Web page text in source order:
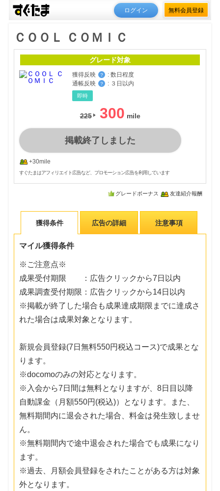
ログイン 無料会員登録
ＣＯＯＬ ＣＯＭＩＣ
グレード対象
獲得反映 ？ : 数日程度
通帳反映
？ : ３日以内
即時
225 300
掲載終了しました
+30mile
すぐたまはアフィリエイト広告など、プロモーション広告を利用しています
グレードボーナス 友達紹介報酬
獲得条件 広告の詳細 注意事項
マイル獲得条件
※ご注意点※
成果受付期限 ：広告クリックから7日以内
成果調査受付期限：広告クリックから14日以内
※掲載が終了した場合も成果達成期限までに達成さ
れた場合は成果対象となります。
新規会員登録(7日無料550円税込コース)で成果とな
ります。
※docomoのみの対応となります。
※入会から7日間は無料となりますが、8日目以降
自動課金（月額550円(税込)）となります。また、
無料期間内に退会された場合、料金は発生致しませ
ん。
※無料期間内で途中退会された場合でも成果になり
ます。
※過去、月額会員登録をされたことがある方は対象
外となります。